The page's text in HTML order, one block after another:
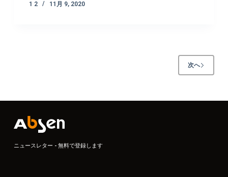
1 2 11月 9, 2020
次へ
ニュースレター - 無料で登録します